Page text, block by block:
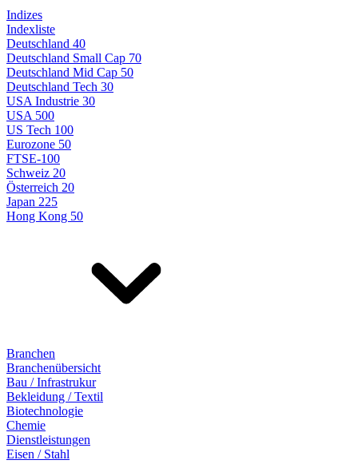
Indizes
Indexliste
Deutschland 40
Deutschland Small Cap 70
Deutschland Mid Cap 50
Deutschland Tech 30
USA Industrie 30
USA 500
US Tech 100
Eurozone 50
FTSE-100
Schweiz 20
Österreich 20
Japan 225
Hong Kong 50
Branchen
Branchenübersicht
Bau / Infrastrukur
Bekleidung / Textil
Biotechnologie
Chemie
Dienstleistungen
Eisen / Stahl